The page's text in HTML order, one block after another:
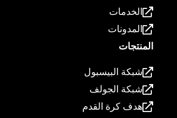
الخدمات
المدونات
المنتجات
شبكة البيسبول
شبكة الجولف
هدف كرة القدم